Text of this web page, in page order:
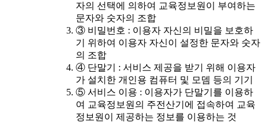
자의 선택에 의하여 교육정보원이 부여하는
문자와 숫자의 조합
③ 비밀번호 : 이용자 자신의 비밀을 보호하
기 위하여 이용자 자신이 설정한 문자와 숫자
의 조합
④ 단말기 : 서비스 제공을 받기 위해 이용자
가 설치한 개인용 컴퓨터 및 모뎀 등의 기기
⑤ 서비스 이용 : 이용자가 단말기를 이용하
여 교육정보원의 주전산기에 접속하여 교육
정보원이 제공하는 정보를 이용하는 것